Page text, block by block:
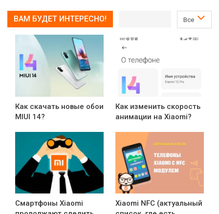
Все
ВАМ БУДЕТ ИНТЕРЕСНО!
Как скачать новые обои
MIUI 14?
Как изменить скорость
анимации на Xiaomi?
Смартфоны Xiaomi
Xiaomi NFC (актуальный